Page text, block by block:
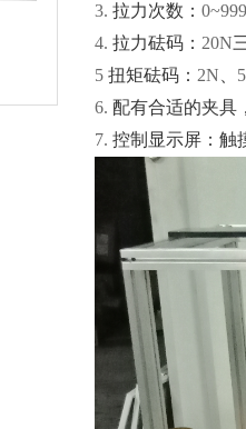
3. 拉力次数：
4. 拉力砝码： 20N
5 扭矩砝码： 2N
6. 配有合适的夹具
7. 控制显示屏：触